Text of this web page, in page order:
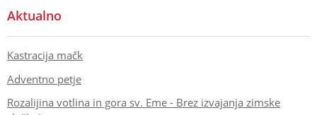
Aktualno
Kastracija mačk
Adventno petje
Rozalijina votlina in gora sv. Eme - Brez izvajanja zimske